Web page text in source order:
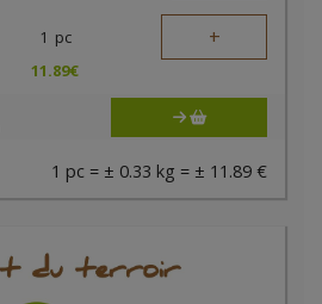
1 pc +
11.89€
1 pc = ± 0.33 kg = ± 11.89 €